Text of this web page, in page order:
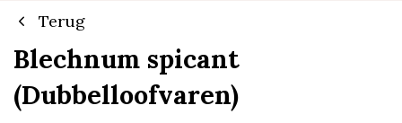
Terug
Blechnum spicant
(Dubbelloofvaren)